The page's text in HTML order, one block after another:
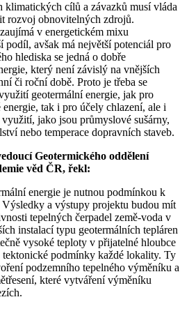
klimatických cílů a závazků musí vláda
rozvoj obnovitelných zdrojů.
v energetickém mixu
podíl, avšak má největší potenciál pro
hlediska se jedná o dobře
který není závislý na vnějších
či roční době. Proto je třeba se
geotermální energie, jak pro
tak i pro účely chlazení, ale i
jako jsou průmyslové sušárny,
nebo temperace dopravních staveb.
Geotermického oddělení
věd ČR, řekl:
energie je nutnou podmínkou k
a výstupy projektu budou mít
tepelných čerpadel země-voda v
instalací typu geotermálních tepláren
vysoké teploty v přijatelné hloubce
tektonické podmínky každé lokality. Ty
podzemního tepelného výměníku a
které vytváření výměníku